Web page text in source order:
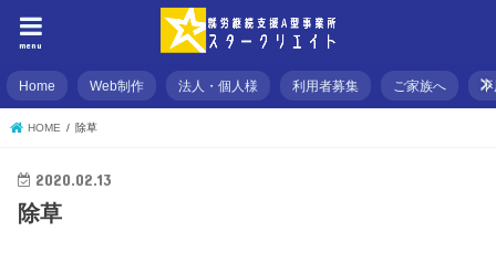
menu
Home Web制作 法人・個人様 利用者募集 ご家族へ
HOME 除草
2020.02.13
除草